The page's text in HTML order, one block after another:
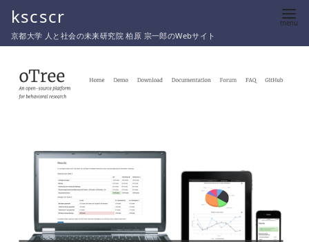
テ
kscscr
京都大学 人と社会の未来研究院 柏原 宗一郎のWebサイト